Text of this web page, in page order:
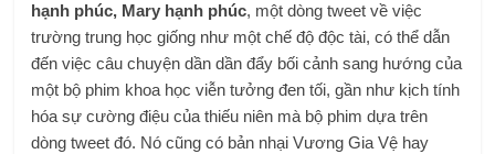
hạnh phúc, Mary hạnh phúc, một dòng tweet về việc
trường trung học giống như một chế độ độc tài, có thể dẫn
đến việc câu chuyện dần dần đẩy bối cảnh sang hướng của
một bộ phim khoa học viễn tưởng đen tối, gần như kịch tính
hóa sự cường điệu của thiếu niên mà bộ phim dựa trên
dòng tweet đó. Nó cũng có bản nhại Vương Gia Vệ hay